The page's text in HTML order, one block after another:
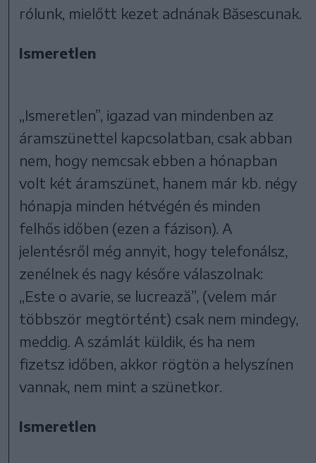
rólunk, mielőtt kezet adnának Băsescunak.
Ismeretlen
„Ismeretlen”, igazad van mindenben az
áramszünettel kapcsolatban, csak abban
nem, hogy nemcsak ebben a hónapban
volt két áramszünet, hanem már kb. négy
hónapja minden hétvégén és minden
felhős időben (ezen a fázison). A
jelentésről még annyit, hogy telefonálsz,
zenélnek és nagy későre válaszolnak:
„Este o avarie, se lucrează”, (velem már
többször megtörtént) csak nem mindegy,
meddig. A számlát küldik, és ha nem
fizetsz időben, akkor rögtön a helyszínen
vannak, nem mint a szünetkor.
Ismeretlen